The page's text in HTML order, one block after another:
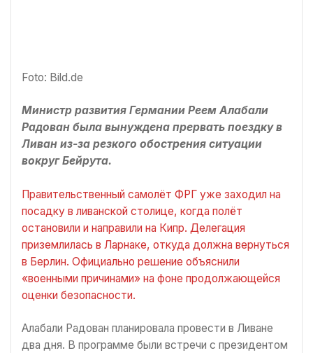
Foto: Bild.de
Министр развития Германии Реем Алабали
Радован была вынуждена прервать поездку в
Ливан из-за резкого обострения ситуации
вокруг Бейрута.
Правительственный самолёт ФРГ уже заходил на
посадку в ливанской столице, когда полёт
остановили и направили на Кипр. Делегация
приземлилась в Ларнаке, откуда должна вернуться
в Берлин. Официально решение объяснили
«военными причинами» на фоне продолжающейся
оценки безопасности.
Алабали Радован планировала провести в Ливане
два дня. В программе были встречи с президентом